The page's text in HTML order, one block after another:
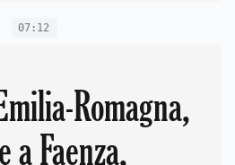
07:12
Romagna,
a Faenza,